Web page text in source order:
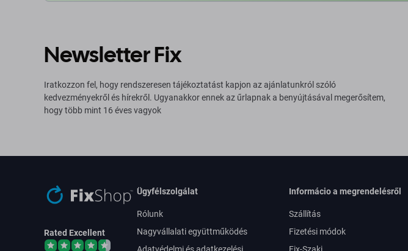
Newsletter Fix
Iratkozzon fel, hogy rendszeresen tájékoztatást kapjon az ajánlatunkról szóló
kedvezményekről és hírekről. Ugyanakkor ennek az űrlapnak a benyújtásával megerősítem,
hogy több mint 16 éves vagyok
Rated Excellent
Ügyfélszolgálat
Rólunk
Nagyvállalati együttműködés
Informácio a megrendelésről
Szállítás
Fizetési módok